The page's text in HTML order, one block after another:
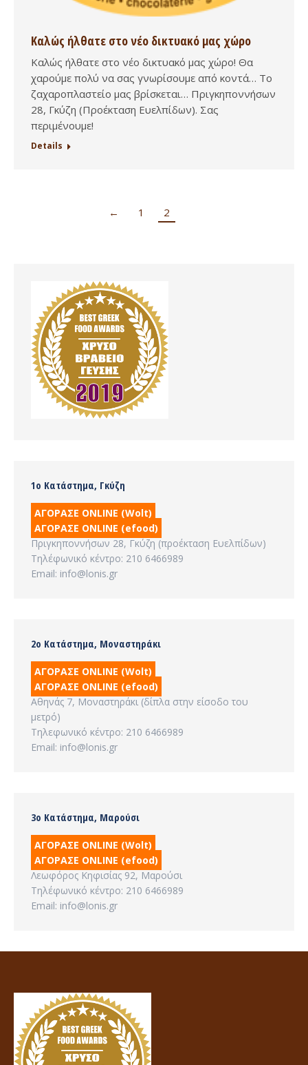
Καλώς ήλθατε στο νέο δικτυακό μας χώρο
Καλώς ήλθατε στο νέο δικτυακό μας χώρο! Θα
χαρούμε πολύ να σας γνωρίσουμε από κοντά… Το
ζαχαροπλαστείο μας βρίσκεται… Πριγκηποννήσων
28, Γκύζη (Προέκταση Ευελπίδων). Σας
περιμένουμε!
Details
← 1 2
1ο Κατάστημα, Γκύζη
ΑΓΟΡΑΣΕ ONLINE (Wolt)
ΑΓΟΡΑΣΕ ONLINE (efood)
Πριγκηποννήσων 28, Γκύζη (προέκταση Ευελπίδων)
Τηλέφωνικό κέντρο: 210 6466989
Email: info@lonis.gr
2ο Κατάστημα, Μοναστηράκι
ΑΓΟΡΑΣΕ ONLINE (Wolt)
ΑΓΟΡΑΣΕ ONLINE (efood)
Αθηνάς 7, Μοναστηράκι (δίπλα στην είσοδο του
μετρό)
Τηλεφωνικό κέντρο: 210 6466989
Email: info@lonis.gr
3ο Κατάστημα, Μαρούσι
ΑΓΟΡΑΣΕ ONLINE (Wolt)
ΑΓΟΡΑΣΕ ONLINE (efood)
Λεωφόρος Κηφισίας 92, Μαρούσι
Τηλέφωνικό κέντρο: 210 6466989
Email: info@lonis.gr